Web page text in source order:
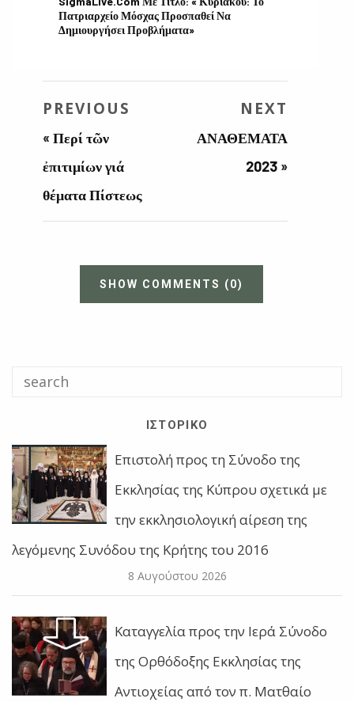
Πατριαρχείο Μόσχας Προσπαθεί Να
Δημιουργήσει Προβλήματα»
PREVIOUS
« Περί τῶν
ἐπιτιμίων γιά
θέματα Πίστεως
NEXT
ΑΝΑΘΕΜΑΤΑ
2023 »
SHOW COMMENTS (0)
ΙΣΤΟΡΙΚΌ
Επιστολή προς τη Σύνοδο της
Εκκλησίας της Κύπρου σχετικά με
την εκκλησιολογική αίρεση της
λεγόμενης Συνόδου της Κρήτης του 2016
8 Αυγούστου 2026
Καταγγελία προς την Ιερά Σύνοδο
της Ορθόδοξης Εκκλησίας της
Αντιοχείας από τον π. Ματθαίο